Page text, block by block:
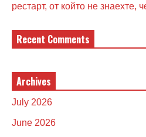
рестарт, от който не знаехте,
Recent Comments
Archives
July 2026
June 2026